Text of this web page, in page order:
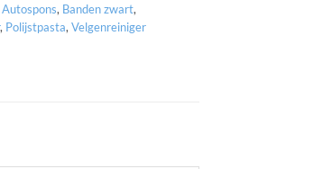
Autospons, Banden zwart,
, Polijstpasta,Velgenreiniger